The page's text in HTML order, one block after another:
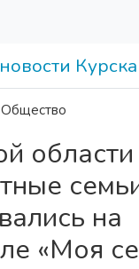
Общество
области
на
«Моя